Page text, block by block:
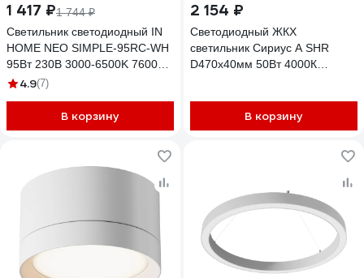
1 417 ₽1 744 ₽
Светильник светодиодный IN
HOME NEO SIMPLE-95RC-WH
95Вт 230В 3000-6500K 7600Лм
460x67мм с пультом ДУ белый
4.9(7)
В корзину
2 154 ₽
Светодиодный ЖКХ
светильник Сириус А SHR
D470x40мм 50Вт 4000К
В корзину